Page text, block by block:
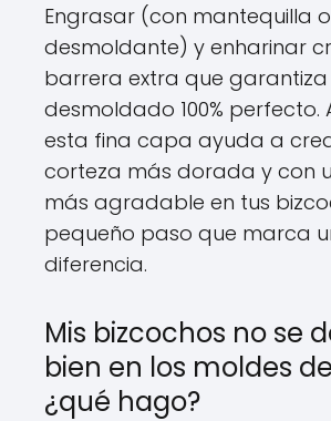
Engrasar (con mantequilla
desmoldante) y enharinar
barrera extra que garantiza
desmoldado 100% perfecto.
esta fina capa ayuda a
corteza más dorada y con
más agradable en tus
pequeño paso que marca
diferencia.
Mis bizcochos no se
bien en los moldes
¿qué hago?